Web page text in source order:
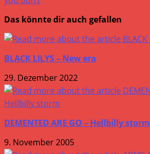
Das könnte dir auch gefallen
BLACK LILYS – New era
29. Dezember 2022
DEMENTED ARE GO – Hellbilly storm
9. November 2005